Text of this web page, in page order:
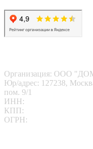
Организация: ООО
Юр/адрес: 127238,
пом. 9/1
ИНН:
КПП:
ОГРН: